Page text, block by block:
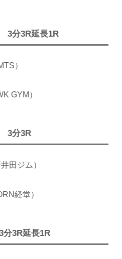
分3R延長1R
）
GYM）
3分3R
田ジム）
経堂）
3R延長1R